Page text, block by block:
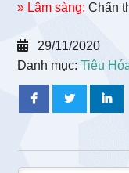
» Lâm sàng: Chấn
29/11/2020
Danh mục:Tiêu